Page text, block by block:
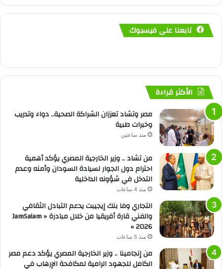
تابعنا على فيسبوك
الأكثر قراءة
مصر وتشاد تعززان الشراكة الصحية.. دواء وتدريب
وخبرات طبية
منذ ساعتين
من تشاد .. وزير الخارجية المصري يؤكد أهمية
احترام دول الجوار لسيادة السودان وأمنه وعدم
التدخل في شؤونه الداخلية
منذ 4 ساعات
التجاري وفا بنك إيجيبت يدعم التبادل الثقافي
والفني قارة أفريقيا من خلال مبادرة « JamSalam
2026 »
منذ 5 ساعات
من إنجامينا .. وزير الخارجية المصري يؤكد دعم مصر
الكامل للجهود الرامية لمكافحة الإرهاب في